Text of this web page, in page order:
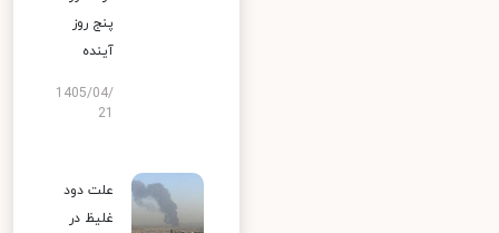
پنج روز
آینده
1405/04/
علت دود
غلیظ در